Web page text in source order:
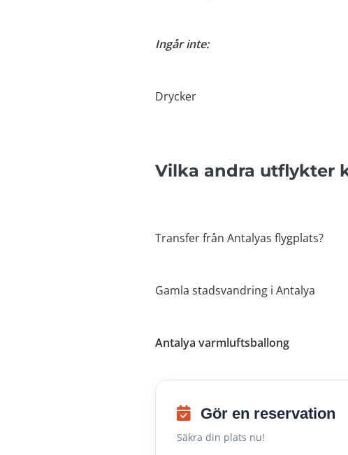
Ingår inte:
Drycker
Vilka andra utflykter
Transfer från Antalyas flygplats?
Gamla stadsvandring i Antalya
Antalya varmluftsballong
Gör en reservation
Säkra din plats nu!